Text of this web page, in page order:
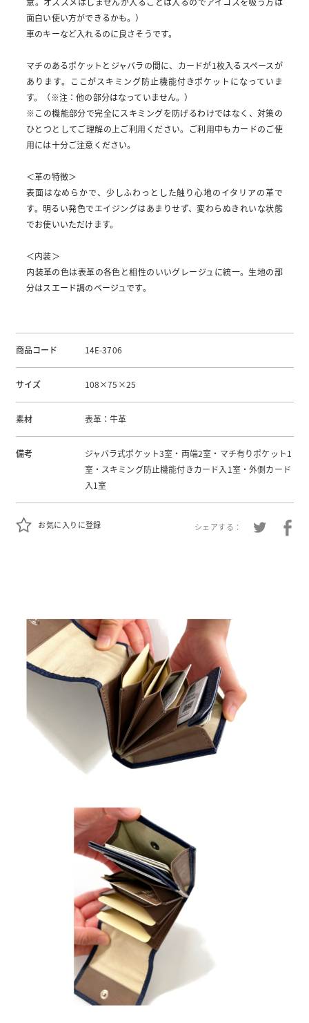
面白い使い方ができるかも。）
車のキーなど入れるのに良さそうです。
マチのあるポケットとジャバラの間に、カードが1枚入るスペースが
あります。ここがスキミング防止機能付きポケットになっていま
す。（※注：他の部分はなっていません。）
※この機能部分で完全にスキミングを防げるわけではなく、対策の
ひとつとしてご理解の上ご利用ください。ご利用中もカードのご使
用には十分ご注意ください。
＜革の特徴＞
表面はなめらかで、少しふわっとした触り心地のイタリアの革で
す。明るい発色でエイジングはあまりせず、変わらぬきれいな状態
でお使いいただけます。
＜内装＞
内装革の色は表革の各色と相性のいいグレージュに統一。生地の部
分はスエード調のベージュです。
商品コード 14E-3706
サイズ 108×75×25
素材 表革：牛革
備考
ジャバラ式ポケット3室・両端2室・マチ有りポケット1
室・スキミング防止機能付きカード入1室・外側カード
入1室
お気に入りに登録 シェアする：